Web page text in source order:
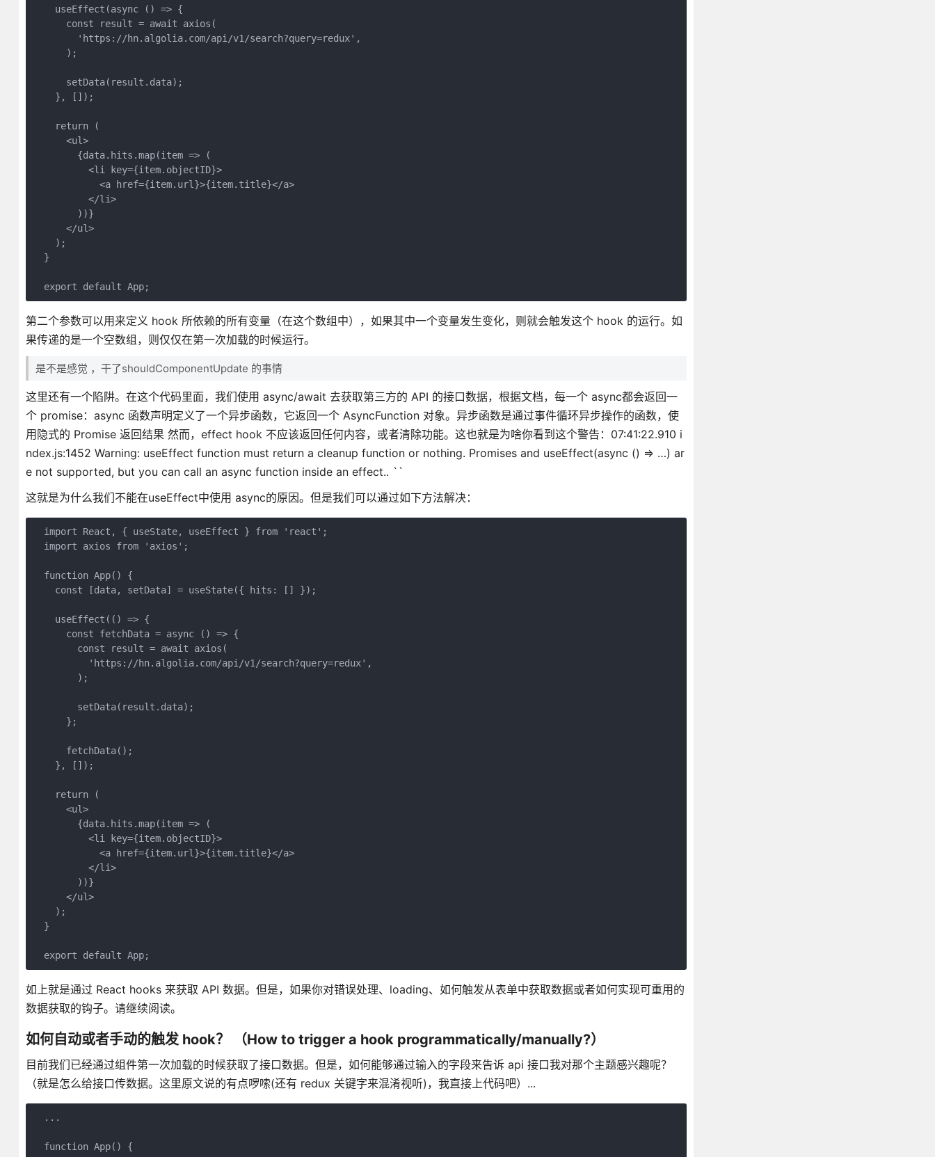
    useEffect(async () => {
      const result = await axios(
        'https://hn.algolia.com/api/v1/search?query=redux',
      );
      setData(result.data);
    }, []);
    return (
      <ul>
        {data.hits.map(item => (
          <li key={item.objectID}>
            <a href={item.url}>{item.title}</a>
          </li>
        ))}
      </ul>
    );
  }
  export default App;
第二个参数可以用来定义 hook 所依赖的所有变量（在这个数组中），如果其中一个变量发生变化，则就会触发这个 hook 的运行。如
果传递的是一个空数组，则仅仅在第一次加载的时候运行。
是不是感觉 ，干了shouldComponentUpdate 的事情
这里还有一个陷阱。在这个代码里面，我们使用 async/await 去获取第三方的 API 的接口数据，根据文档，每一个 async都会返回一
个 promise：async 函数声明定义了一个异步函数，它返回一个 AsyncFunction 对象。异步函数是通过事件循环异步操作的函数，使
用隐式的 Promise 返回结果 然而，effect hook 不应该返回任何内容，或者清除功能。这也就是为啥你看到这个警告：07:41:22.910 i
ndex.js:1452 Warning: useEffect function must return a cleanup function or nothing. Promises and useEffect(async () => …) ar
e not supported, but you can call an async function inside an effect.. ``
这就是为什么我们不能在useEffect中使用 async的原因。但是我们可以通过如下方法解决：
  import React, { useState, useEffect } from 'react';
  import axios from 'axios';
  function App() {
    const [data, setData] = useState({ hits: [] });
    useEffect(() => {
      const fetchData = async () => {
        const result = await axios(
          'https://hn.algolia.com/api/v1/search?query=redux',
        );
        setData(result.data);
      };
      fetchData();
    }, []);
    return (
      <ul>
        {data.hits.map(item => (
          <li key={item.objectID}>
            <a href={item.url}>{item.title}</a>
          </li>
        ))}
      </ul>
    );
  }
  export default App;
如上就是通过 React hooks 来获取 API 数据。但是，如果你对错误处理、loading、如何触发从表单中获取数据或者如何实现可重用的
数据获取的钩子。请继续阅读。
如何自动或者手动的触发 hook？ （How to trigger a hook programmatically/manually?）
目前我们已经通过组件第一次加载的时候获取了接口数据。但是，如何能够通过输入的字段来告诉 api 接口我对那个主题感兴趣呢？
（就是怎么给接口传数据。这里原文说的有点啰嗦(还有 redux 关键字来混淆视听)，我直接上代码吧）...
  ...
  function App() {